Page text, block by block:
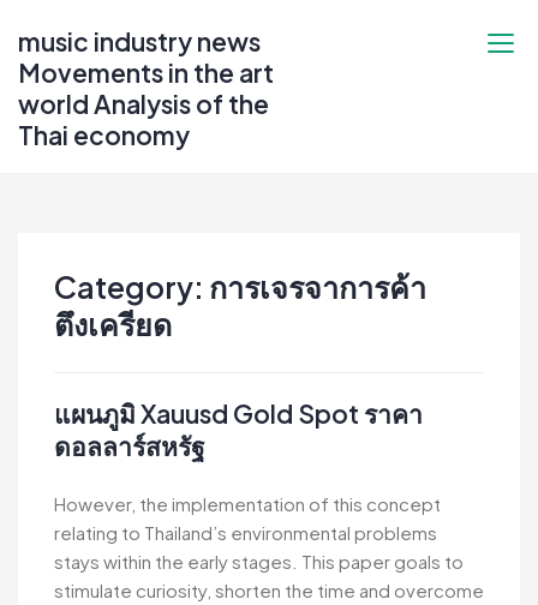
content
music industry news
Movements in the art
world Analysis of the
Thai economy
Category: การเจรจาการค้า
ตึงเครียด
แผนภูมิ Xauusd Gold Spot ราคา
ดอลลาร์สหรัฐ
However, the implementation of this concept
relating to Thailand’s environmental problems
stays within the early stages. This paper goals to
stimulate curiosity, shorten the time and overcome